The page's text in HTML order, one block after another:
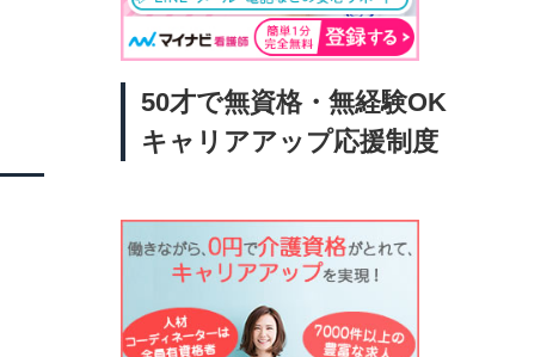
50才で無資格・無経験OK
キャリアアップ応援制度